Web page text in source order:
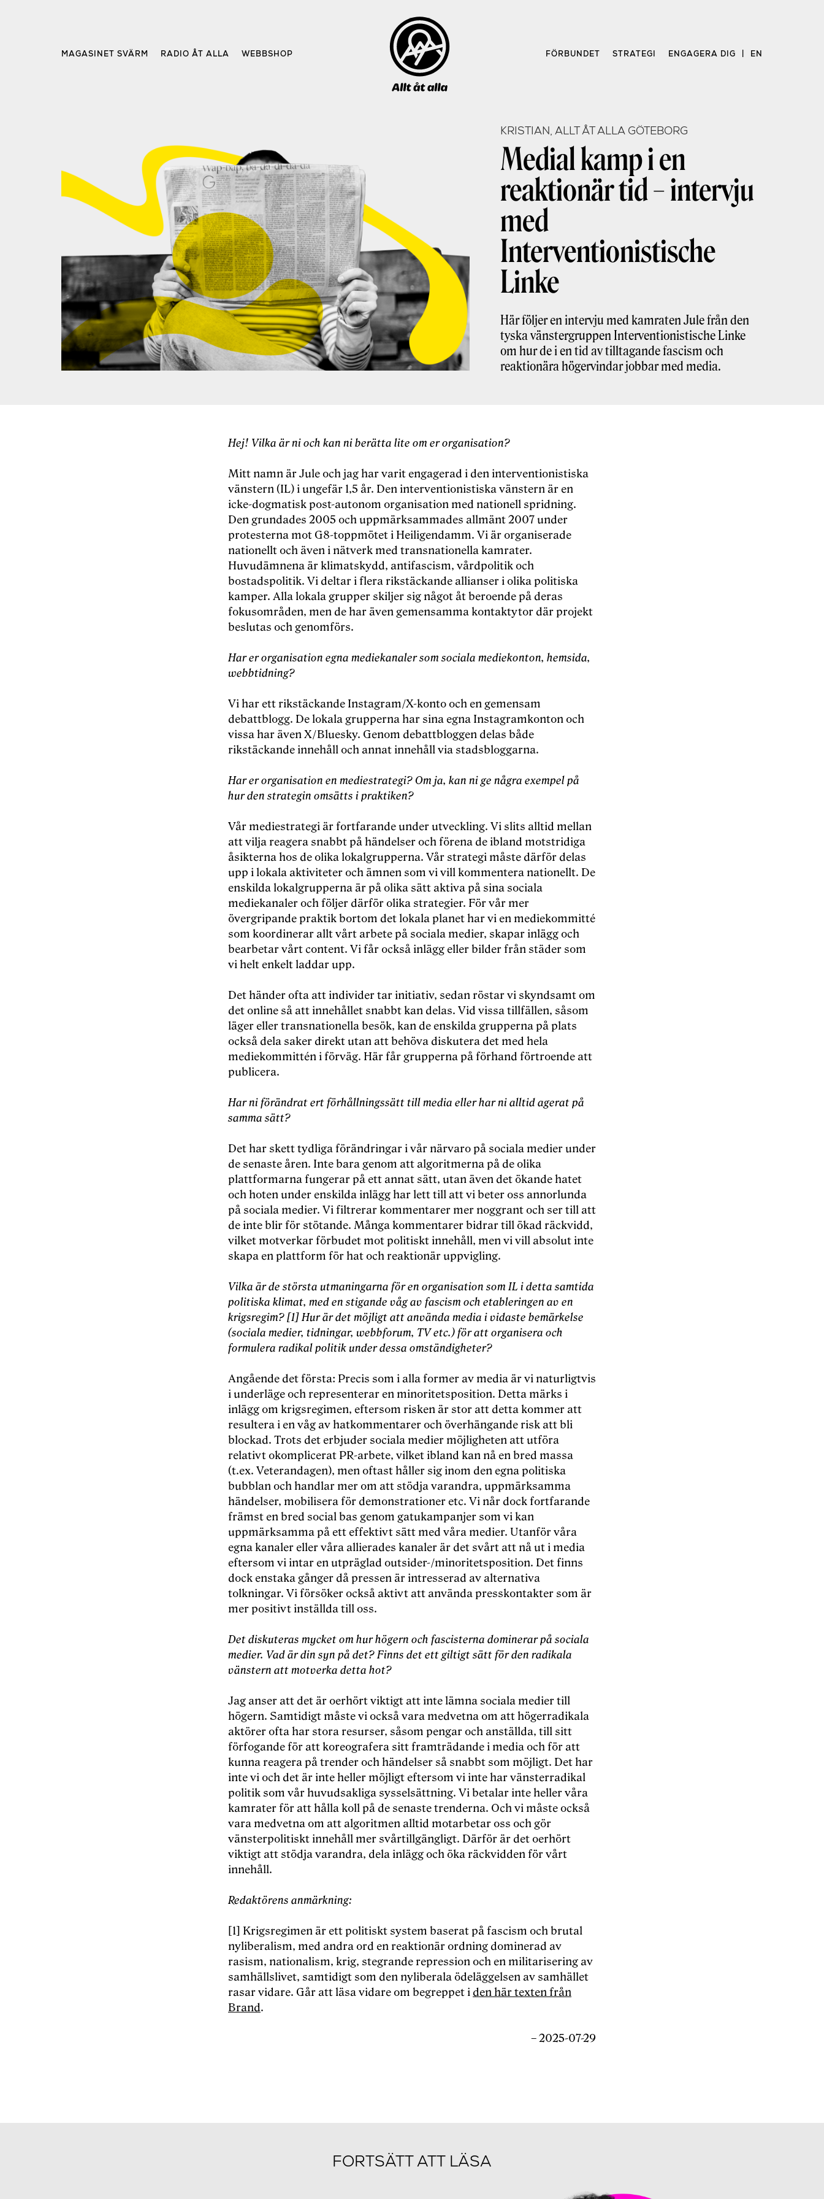
MAGASINET SVÄRM RADIO ÅT ALLA WEBBSHOP FÖRBUNDET STRATEGI ENGAGERA DIG EN
KRISTIAN, ALLT ÅT ALLA GÖTEBORG
Medial kamp i en
reaktionär tid – intervju
med
Interventionistische
Linke
Här följer en intervju med kamraten Jule från den
tyska vänstergruppen Interventionistische Linke
om hur de i en tid av tilltagande fascism och
reaktionära högervindar jobbar med media.
Hej! Vilka är ni och kan ni berätta lite om er organisation?
Mitt namn är Jule och jag har varit engagerad i den interventionistiska
vänstern (IL) i ungefär 1,5 år. Den interventionistiska vänstern är en
icke-dogmatisk post-autonom organisation med nationell spridning.
Den grundades 2005 och uppmärksammades allmänt 2007 under
protesterna mot G8-toppmötet i Heiligendamm. Vi är organiserade
nationellt och även i nätverk med transnationella kamrater.
Huvudämnena är klimatskydd, antifascism, vårdpolitik och
bostadspolitik. Vi deltar i flera rikstäckande allianser i olika politiska
kamper. Alla lokala grupper skiljer sig något åt beroende på deras
fokusområden, men de har även gemensamma kontaktytor där projekt
beslutas och genomförs.
Har er organisation egna mediekanaler som sociala mediekonton, hemsida,
webbtidning?
Vi har ett rikstäckande Instagram/X-konto och en gemensam
debattblogg. De lokala grupperna har sina egna Instagramkonton och
vissa har även X/Bluesky. Genom debattbloggen delas både
rikstäckande innehåll och annat innehåll via stadsbloggarna.
Har er organisation en mediestrategi? Om ja, kan ni ge några exempel på
hur den strategin omsätts i praktiken?
Vår mediestrategi är fortfarande under utveckling. Vi slits alltid mellan
att vilja reagera snabbt på händelser och förena de ibland motstridiga
åsikterna hos de olika lokalgrupperna. Vår strategi måste därför delas
upp i lokala aktiviteter och ämnen som vi vill kommentera nationellt. De
enskilda lokalgrupperna är på olika sätt aktiva på sina sociala
mediekanaler och följer därför olika strategier. För vår mer
övergripande praktik bortom det lokala planet har vi en mediekommitté
som koordinerar allt vårt arbete på sociala medier, skapar inlägg och
bearbetar vårt content. Vi får också inlägg eller bilder från städer som
vi helt enkelt laddar upp.
Det händer ofta att individer tar initiativ, sedan röstar vi skyndsamt om
det online så att innehållet snabbt kan delas. Vid vissa tillfällen, såsom
läger eller transnationella besök, kan de enskilda grupperna på plats
också dela saker direkt utan att behöva diskutera det med hela
mediekommittén i förväg. Här får grupperna på förhand förtroende att
publicera.
Har ni förändrat ert förhållningssätt till media eller har ni alltid agerat på
samma sätt?
Det har skett tydliga förändringar i vår närvaro på sociala medier under
de senaste åren. Inte bara genom att algoritmerna på de olika
plattformarna fungerar på ett annat sätt, utan även det ökande hatet
och hoten under enskilda inlägg har lett till att vi beter oss annorlunda
på sociala medier. Vi filtrerar kommentarer mer noggrant och ser till att
de inte blir för stötande. Många kommentarer bidrar till ökad räckvidd,
vilket motverkar förbudet mot politiskt innehåll, men vi vill absolut inte
skapa en plattform för hat och reaktionär uppvigling.
Vilka är de största utmaningarna för en organisation som IL i detta samtida
politiska klimat, med en stigande våg av fascism och etableringen av en
krigsregim? [1] Hur är det möjligt att använda media i vidaste bemärkelse
(sociala medier, tidningar, webbforum, TV etc.) för att organisera och
formulera radikal politik under dessa omständigheter?
Angående det första: Precis som i alla former av media är vi naturligtvis
i underläge och representerar en minoritetsposition. Detta märks i
inlägg om krigsregimen, eftersom risken är stor att detta kommer att
resultera i en våg av hatkommentarer och överhängande risk att bli
blockad. Trots det erbjuder sociala medier möjligheten att utföra
relativt okomplicerat PR-arbete, vilket ibland kan nå en bred massa
(t.ex. Veterandagen), men oftast håller sig inom den egna politiska
bubblan och handlar mer om att stödja varandra, uppmärksamma
händelser, mobilisera för demonstrationer etc. Vi når dock fortfarande
främst en bred social bas genom gatukampanjer som vi kan
uppmärksamma på ett effektivt sätt med våra medier. Utanför våra
egna kanaler eller våra allierades kanaler är det svårt att nå ut i media
eftersom vi intar en utpräglad outsider-/minoritetsposition. Det finns
dock enstaka gånger då pressen är intresserad av alternativa
tolkningar. Vi försöker också aktivt att använda presskontakter som är
mer positivt inställda till oss.
Det diskuteras mycket om hur högern och fascisterna dominerar på sociala
medier. Vad är din syn på det? Finns det ett giltigt sätt för den radikala
vänstern att motverka detta hot?
Jag anser att det är oerhört viktigt att inte lämna sociala medier till
högern. Samtidigt måste vi också vara medvetna om att högerradikala
aktörer ofta har stora resurser, såsom pengar och anställda, till sitt
förfogande för att koreografera sitt framträdande i media och för att
kunna reagera på trender och händelser så snabbt som möjligt. Det har
inte vi och det är inte heller möjligt eftersom vi inte har vänsterradikal
politik som vår huvudsakliga sysselsättning. Vi betalar inte heller våra
kamrater för att hålla koll på de senaste trenderna. Och vi måste också
vara medvetna om att algoritmen alltid motarbetar oss och gör
vänsterpolitiskt innehåll mer svårtillgängligt. Därför är det oerhört
viktigt att stödja varandra, dela inlägg och öka räckvidden för vårt
innehåll.
Redaktörens anmärkning:
[1] Krigsregimen är ett politiskt system baserat på fascism och brutal
nyliberalism, med andra ord en reaktionär ordning dominerad av
rasism, nationalism, krig, stegrande repression och en militarisering av
samhällslivet, samtidigt som den nyliberala ödeläggelsen av samhället
rasar vidare. Går att läsa vidare om begreppet iden här texten från
Brand.
– 2025-07-29
FORTSÄTT ATT LÄSA